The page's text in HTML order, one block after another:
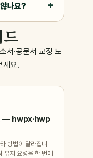
나요?
드
서·공문서 교정 노
세요.
— hwpx·hwp
방법이 달라집니
지 요령을 한 번에